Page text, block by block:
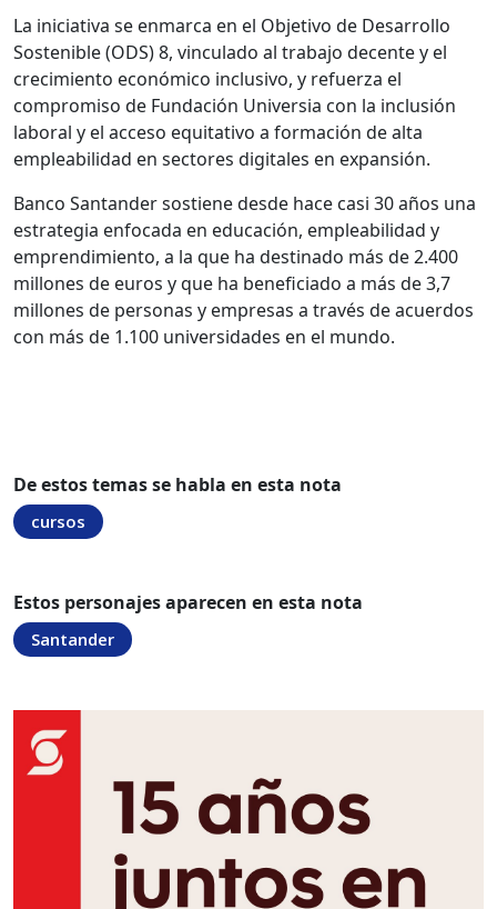
La iniciativa se enmarca en el Objetivo de Desarrollo
Sostenible (ODS) 8, vinculado al trabajo decente y el
crecimiento económico inclusivo, y refuerza el
compromiso de Fundación Universia con la inclusión
laboral y el acceso equitativo a formación de alta
empleabilidad en sectores digitales en expansión.
Banco Santander sostiene desde hace casi 30 años una
estrategia enfocada en educación, empleabilidad y
emprendimiento, a la que ha destinado más de 2.400
millones de euros y que ha beneficiado a más de 3,7
millones de personas y empresas a través de acuerdos
con más de 1.100 universidades en el mundo.
De estos temas se habla en esta nota
cursos
Estos personajes aparecen en esta nota
Santander